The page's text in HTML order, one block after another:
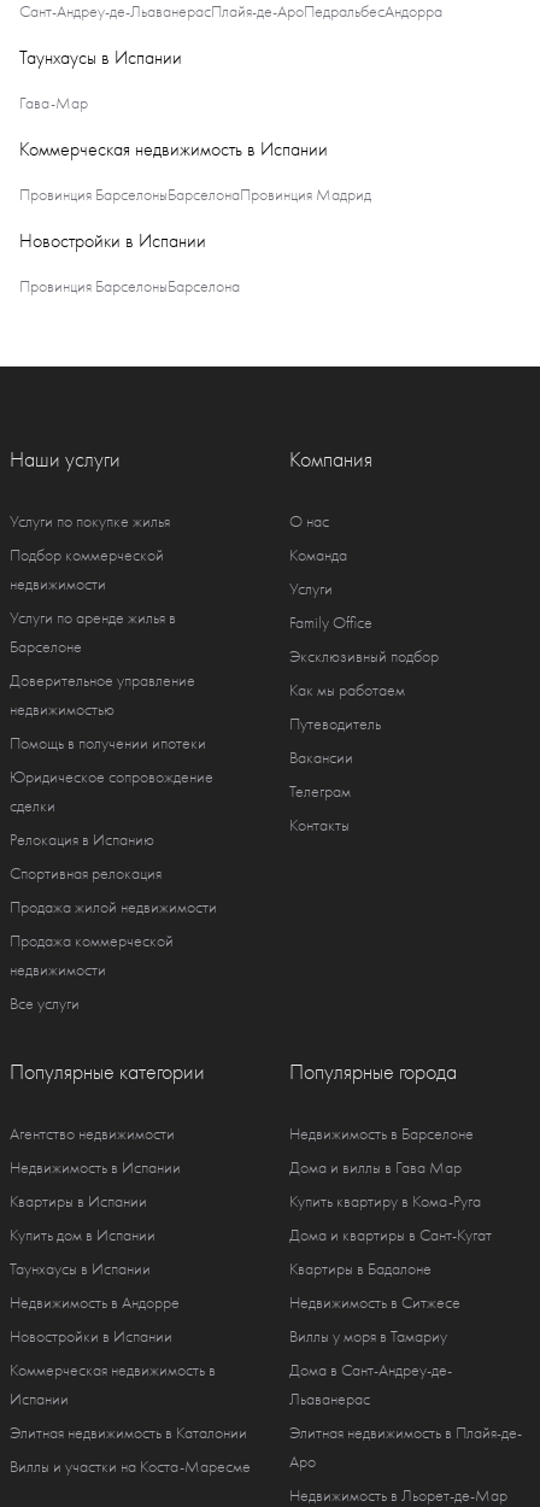
Сант-Андреу-де-ЛьаванерасПлайя-де-АроПедральбесАндорра
Таунхаусы в Испании
Гава-Мар
Коммерческая недвижимость в Испании
Провинция БарселоныБарселонаПровинция Мадрид
Новостройки в Испании
Провинция БарселоныБарселона
Наши услуги
Услуги по покупке жилья
Подбор коммерческой
недвижимости
Услуги по аренде жилья в
Барселоне
Доверительное управление
недвижимостью
Помощь в получении ипотеки
Юридическое сопровождение
сделки
Релокация в Испанию
Спортивная релокация
Продажа жилой недвижимости
Продажа коммерческой
недвижимости
Все услуги
Компания
О нас
Команда
Услуги
Family Office
Эксклюзивный подбор
Как мы работаем
Путеводитель
Вакансии
Телеграм
Контакты
Популярные категории
Агентство недвижимости
Недвижимость в Испании
Квартиры в Испании
Купить дом в Испании
Таунхаусы в Испании
Недвижимость в Андорре
Новостройки в Испании
Коммерческая недвижимость в
Испании
Элитная недвижимость в Каталонии
Виллы и участки на Коста-Маресме
Популярные города
Недвижимость в Барселоне
Дома и виллы в Гава Мар
Купить квартиру в Кома-Руга
Дома и квартиры в Сант-Кугат
Квартиры в Бадалоне
Недвижимость в Ситжесе
Виллы у моря в Тамариу
Дома в Сант-Андреу-де-
Льаванерас
Элитная недвижимость в Плайя-де-
Аро
Недвижимость в Льорет-де-Мар